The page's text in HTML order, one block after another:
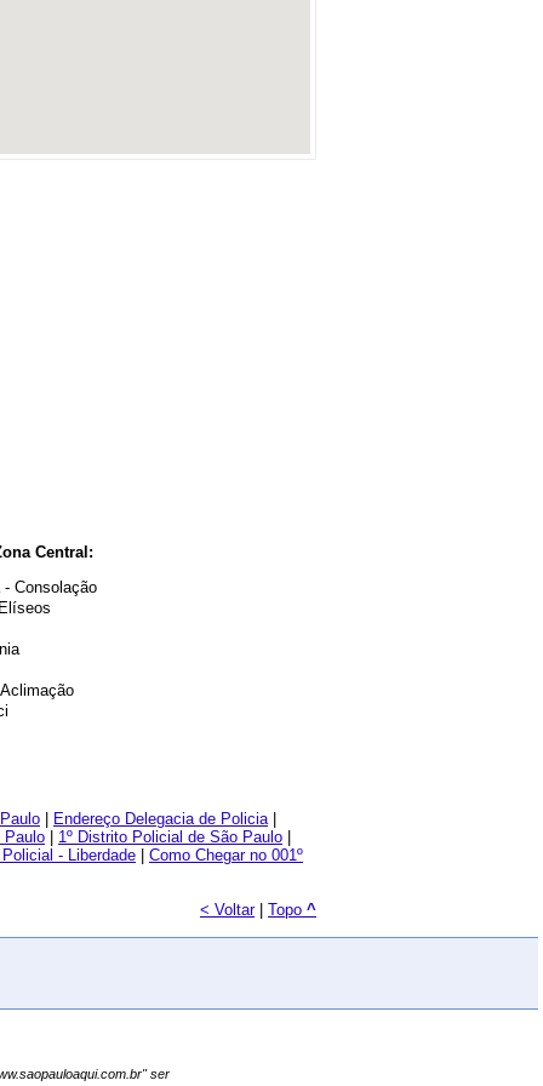
Central:
- Consolação
Endereço Delegacia de Policia|
Paulo 1º Distrito Policial de São Paulo
- Liberdade
Como Chegar no 001º
< Voltar| Topo ^
ser